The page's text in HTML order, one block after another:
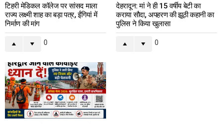
टिहरी मेडिकल कॉलेज पर सांसद माला
राज्य लक्ष्मी शाह का बड़ा पत्र, ईंगियां में
निर्माण की मांग
0
देहरादून: मां ने ही 15 वर्षीय बेटी का
कराया सौदा, अपहरण की झूठी कहानी का
पुलिस ने किया खुलासा
0